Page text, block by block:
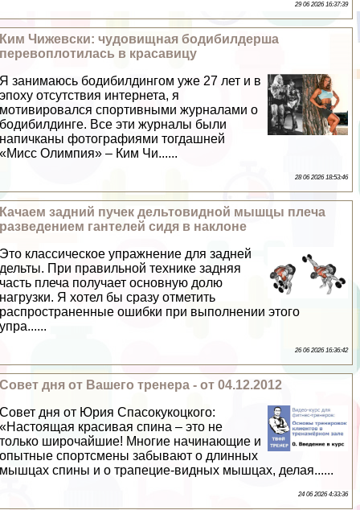
29 06 2026 16:37:39
Ким Чижевски: чудовищная бодибилдерша
перевоплотилась в красавицу
Я занимаюсь бодибилдингом уже 27 лет и в
эпоху отсутствия интернета, я
мотивировался спортивными журналами о
бодибилдинге. Все эти журналы были
напичканы фотографиями тогдашней
«Мисс Олимпия» – Ким Чи......
28 06 2026 18:53:46
Качаем задний пучек дельтовидной мышцы плеча
разведением гантелей сидя в наклоне
Это классическое упражнение для задней
дельты. При правильной технике задняя
часть плеча получает основную долю
нагрузки. Я хотел бы сразу отметить
распространенные ошибки при выполнении этого
упра......
26 06 2026 16:36:42
Совет дня от Вашего тренера - от 04.12.2012
Совет дня от Юрия Спасокукоцкого:
«Настоящая красивая спина – это не
только широчайшие! Многие начинающие и
опытные спортсмены забывают о длинных
мышцах спины и о трапецие-видных мышцах, делая......
24 06 2026 4:33:36